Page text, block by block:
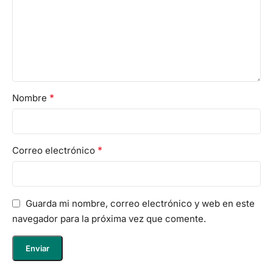
Nombre *
Correo electrónico *
Guarda mi nombre, correo electrónico y web en este
navegador para la próxima vez que comente.